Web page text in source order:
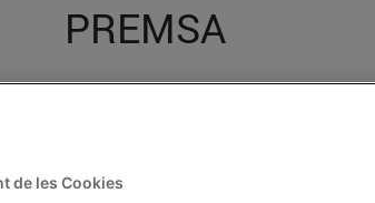
PREMSA
Bonpreu i Esclat a través de
de les Cookies